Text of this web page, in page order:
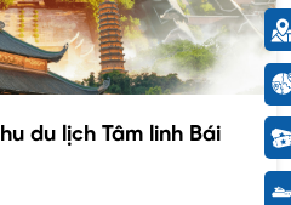
du lịch Tâm linh Bái